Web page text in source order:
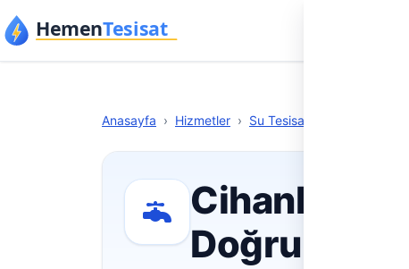
İçeriğe geç
Anasayfa › Hizmetler › Su Tesisatı
Cihanbeyli